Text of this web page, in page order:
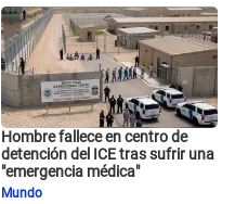
Hombre fallece en centro de
detención del ICE tras sufrir una
"emergencia médica"
Mundo